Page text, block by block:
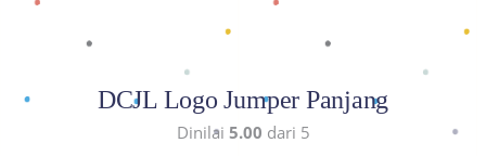
DCJL Logo Jumper Panjang
Dinilai 5.00 dari 5